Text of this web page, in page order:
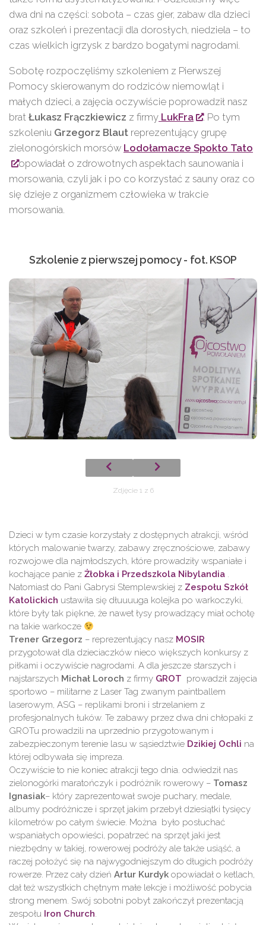
dwa dni na części: sobota – czas gier, zabaw dla dzieci
oraz szkoleń i prezentacji dla dorosłych, niedziela – to
czas wielkich igrzysk z bardzo bogatymi nagrodami.
Sobotę rozpoczęliśmy szkoleniem z Pierwszej
Pomocy skierowanym do rodziców niemowląt i
małych dzieci, a zajęcia oczywiście poprowadził nasz
brat Łukasz Frączkiewicz z firmy LukFra
. Po tym
szkoleniu Grzegorz Blaut reprezentujący grupę
zielonogórskich morsów Lodołamacze Spokto Tato
opowiadał o zdrowotnych aspektach saunowania i
morsowania, czyli jak i po co korzystać z sauny oraz co
się dzieje z organizmem człowieka w trakcie
morsowania.
Szkolenie z pierwszej pomocy - fot. KSOP
Zdjęcie 1 z 6
Dzieci w tym czasie korzystały z dostępnych atrakcji, wśród
których malowanie twarzy, zabawy zręcznościowe, zabawy
rozwojowe dla najmłodszych, które prowadziły wspaniałe i
kochające panie z Żłobka i Przedszkola Nibylandia .
Natomiast do Pani Gabrysi Stemplewskiej z Zespołu Szkół
Katolickich ustawiła się dłuuuuga kolejka po warkoczyki,
które były tak piękne, że nawet łysy prowadzący miał ochotę
na takie warkocze
Trener Grzegorz – reprezentujący nasz MOSIR
przygotował dla dzieciaczków nieco większych konkursy z
piłkami i oczywiście nagrodami. A dla jeszcze starszych i
najstarszych Michał Loroch z firmy GROT prowadził zajęcia
sportowo – militarne z Laser Tag zwanym paintballem
laserowym, ASG – replikami broni i strzelaniem z
profesjonalnych łuków. Te zabawy przez dwa dni chłopaki z
GROTu prowadzili na uprzednio przygotowanym i
zabezpieczonym terenie lasu w sąsiedztwie Dzikiej Ochli na
której odbywała się impreza.
Oczywiście to nie koniec atrakcji tego dnia. odwiedził nas
zielonogórki maratończyk i podróżnik rowerowy – Tomasz
Ignasiak– który zaprezentował swoje puchary, medale,
albumy podróżnicze i sprzęt jakim przebył dziesiątki tysięcy
kilometrów po całym świecie. Można było posłuchać
wspaniałych opowieści, popatrzeć na sprzęt jaki jest
niezbędny w takiej, rowerowej podróży ale także usiąść, a
raczej położyć się na najwygodniejszym do długich podróży
rowerze. Przez cały dzień Artur Kurdyk opowiadał o ketlach,
dał też wszystkich chętnym małe lekcje i możliwość pobycia
strong menem. Swój sobotni pobyt zakończył prezentacją
zespołu Iron Church.